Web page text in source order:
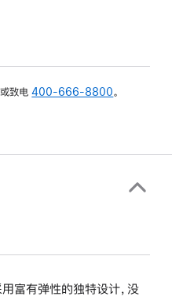
或致电400-666-8800 。
富有弹性的独特设计，没